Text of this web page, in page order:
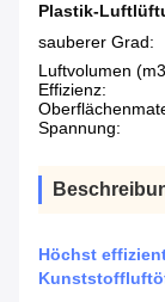
Plastik-
sauberer Grad:
Luftvolumen
Effizienz:
Spannung:
Höchst